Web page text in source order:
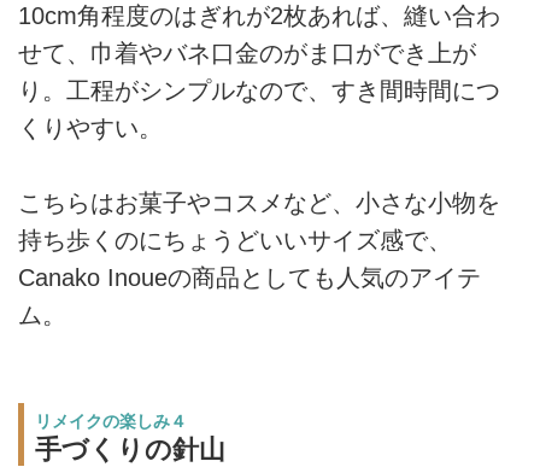
10cm角程度のはぎれが2枚あれば、縫い合わ
せて、巾着やバネ口金のがま口ができ上が
り。工程がシンプルなので、すき間時間につ
くりやすい。
こちらはお菓子やコスメなど、小さな小物を
持ち歩くのにちょうどいいサイズ感で、
Canako Inoueの商品としても人気のアイテ
ム。
リメイクの楽しみ４
手づくりの針山